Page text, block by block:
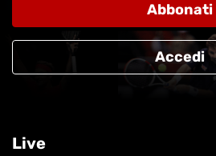
Abbonati
Accedi
Live